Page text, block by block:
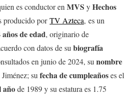
es conductor en MVS yHechos
producido porTV Azteca, es un
años de edad, originario de
con datos de su biografía
en junio de 2024, su nombre
su fecha de cumpleañoses el
añode 1989 y su estatura es 1.75